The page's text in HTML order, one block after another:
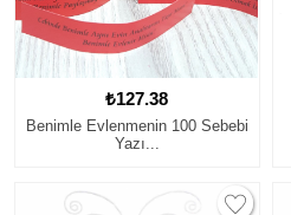
₺127.38
Benimle Evlenmenin 100 Sebebi
Yazı...